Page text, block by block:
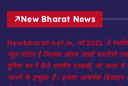
न्यूज़ पोर्टल है जिसका उद्देश्य लाखों भारतीयों
दुनिया भर में फैले भारतीय प्रवासी, जो भारत
जानने के इच्छुक हैं। इसका आकर्षक डिज़ाइन और
हैं। इसने वेब मार्केट में एक प्रमुख स्थान